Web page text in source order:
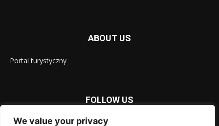
We value your privacy
ABOUT US
Portal turystyczny
FOLLOW US